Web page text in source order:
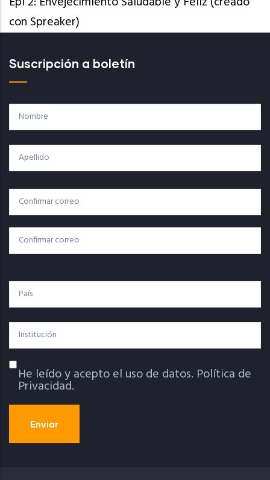
con Spreaker)
Suscripción a boletín
Nombre
Apellido
Correo
Electrónico
Correo Electrónico
Confirmar Correo
País
Institución
Política De Privacidad
He leído y acepto el uso de datos. Política de
Privacidad.